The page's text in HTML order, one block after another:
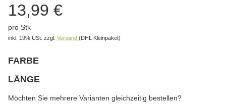
13,99 €
pro Stk
inkl. 19% USt. zzgl. Versand (DHL Kleinpaket)
FARBE
LÄNGE
Möchten Sie mehrere Varianten gleichzeitig bestellen?